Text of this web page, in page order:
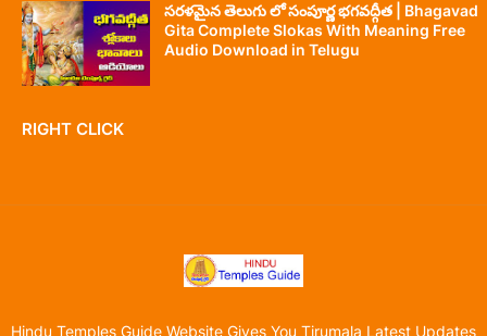
సరళమైన తెలుగు లో సంపూర్ణ భగవద్గీత | Bhagavad
Gita Complete Slokas With Meaning Free
Audio Download in Telugu
RIGHT CLICK
Hindu Temples Guide Website Gives You Tirumala Latest Updates